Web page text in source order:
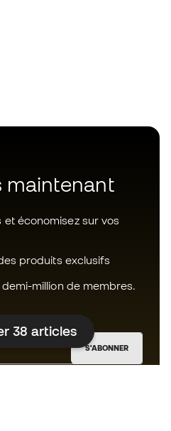
38 articles
maintenant
économisez sur vos
produits exclusifs
demi-million de membres.
S'ABONNER